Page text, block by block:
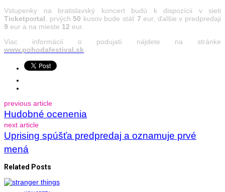
Vstupenky na bratislavský koncert budú k dispozícii v sieti
Ticketportal , prvých50 kusov bude stáť 7 eur, ďalšie v predpredaji
9 eur a na mieste 12 eur.
Viac informácií o podujatí nájdete na stránke
www.pohodafestival.sk
previous article
Hudobné ocenenia
next article
Uprising spúšťa predpredaj a oznamuje prvé
mená
Related Posts